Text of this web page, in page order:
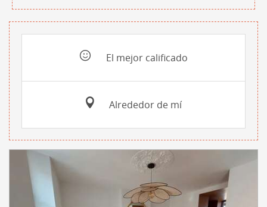
El mejor calificado
Alrededor de mí